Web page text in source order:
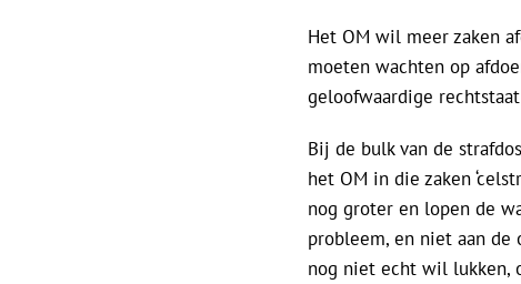
Het OM wil meer zaken
moeten wachten op
geloofwaardige
Bij de bulk van de
het OM in die zaken
nog groter en lopen de
probleem, en niet aan de
nog niet echt wil lukken,